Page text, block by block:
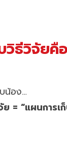
วิธีวิจัย
น้อง…
ย = “แผนการเ